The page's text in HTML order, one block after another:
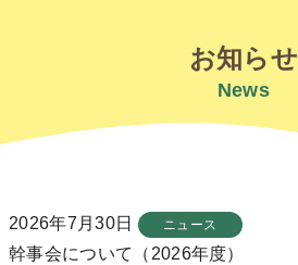
お知らせ
News
2026年7月30日 ニュース
幹事会について（2026年度）